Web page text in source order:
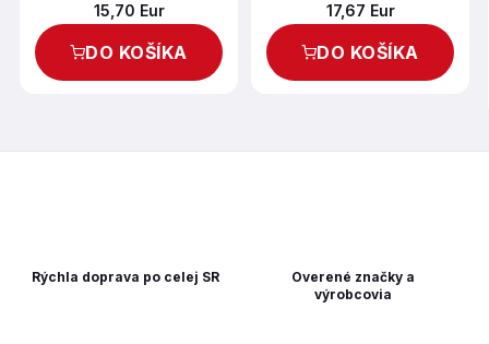
15,70 Eur
DO KOŠÍKA
17,67 Eur
DO KOŠÍKA
Overené značky a
výrobcovia
Rýchla doprava po celej SR